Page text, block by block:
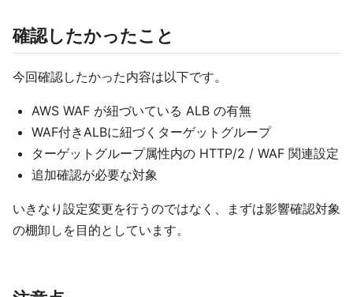
確認したかったこと
今回確認したかった内容は以下です。
AWS WAF が紐づいている ALB の有無
WAF付きALBに紐づくターゲットグループ
ターゲットグループ属性内の HTTP/2 / WAF 関連設定
追加確認が必要な対象
いきなり設定変更を行うのではなく、まずは影響確認対象
の棚卸しを目的としています。